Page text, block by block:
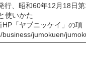
行、昭和60年12月18日第
使いかた
HP「ヤブニッケイ」の項
business/jumokuen/